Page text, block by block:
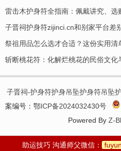
雷击木护身符全指南：佩戴讲究、选
子晋祠护身符zijinci.cn和别家平台差
祭祖用品怎么选才合适？这份实用清
斩断桃花符：化解烂桃花的民俗文化
子晋祠-护身符护身吊坠护身符吊坠
案编号： 鄂ICP备2024032430号
Powered By Z-
助运技巧 沟通师父微信：